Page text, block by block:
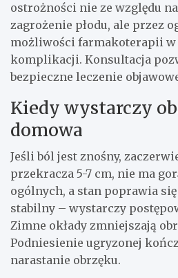
ostrożności nie ze względu
zagrożenie płodu, ale przez
możliwości farmakoterapii
komplikacji. Konsultacja
bezpieczne leczenie
Kiedy wystarczy
domowa
Jeśli ból jest znośny,
przekracza 5-7 cm, nie ma
ogólnych, a stan poprawia
stabilny – wystarczy
Zimne okłady zmniejszają
Podniesienie ugryzonej
narastanie obrzęku.